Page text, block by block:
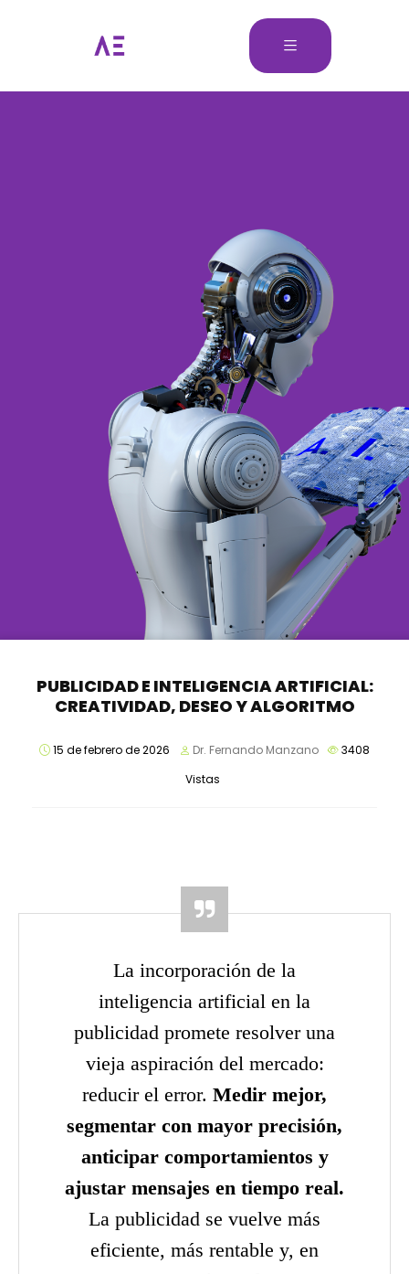
PUBLICIDAD E INTELIGENCIA ARTIFICIAL:
CREATIVIDAD, DESEO Y ALGORITMO
15 de febrero de 2026 Dr. Fernando Manzano
3408
Vistas
La incorporación de la
inteligencia artificial en la
publicidad promete resolver una
vieja aspiración del mercado:
reducir el error. Medir mejor,
segmentar con mayor precisión,
anticipar comportamientos y
ajustar mensajes en tiempo real.
La publicidad se vuelve más
eficiente, más rentable y, en